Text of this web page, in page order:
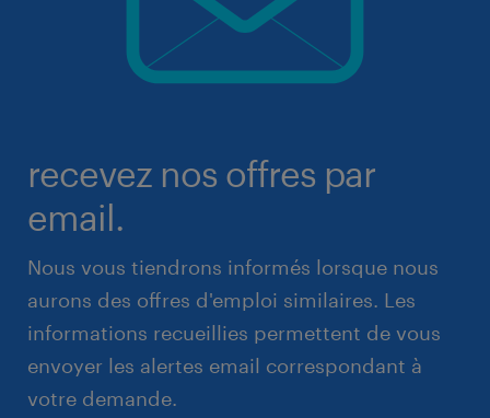
recevez nos offres par
email.
Nous vous tiendrons informés lorsque nous
aurons des offres d'emploi similaires. Les
informations recueillies permettent de vous
envoyer les alertes email correspondant à
votre demande.